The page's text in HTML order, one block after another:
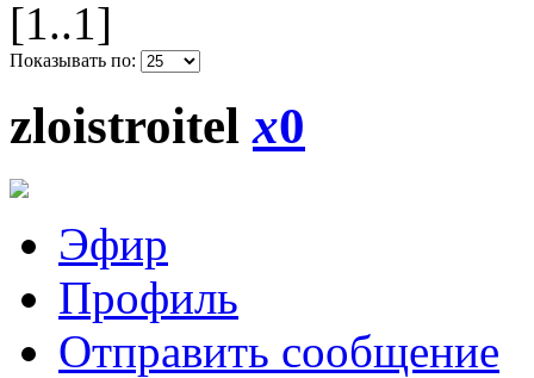
[1..1]
Показывать по:
zloistroitelx0
Эфир
Профиль
Отправить сообщение